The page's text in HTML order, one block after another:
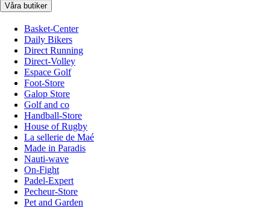
Våra butiker
Basket-Center
Daily Bikers
Direct Running
Direct-Volley
Espace Golf
Foot-Store
Galop Store
Golf and co
Handball-Store
House of Rugby
La sellerie de Maé
Made in Paradis
Nauti-wave
On-Fight
Padel-Expert
Pecheur-Store
Pet and Garden